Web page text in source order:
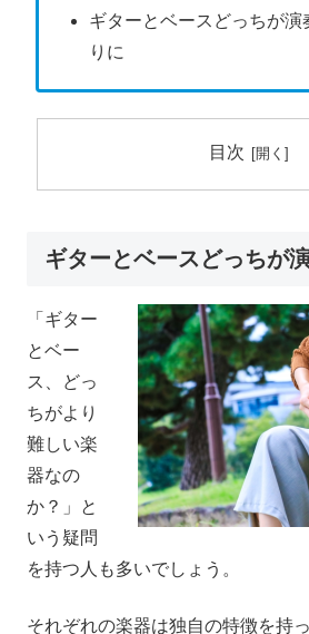
ギターとベースどっちが演
りに
目次
ギターとベースどっちが
「ギター
とベー
ス、どっ
ちがより
難しい楽
器なの
か？」と
いう疑問
を持つ人も多いでしょう。
それぞれの楽器は独自の特徴を持